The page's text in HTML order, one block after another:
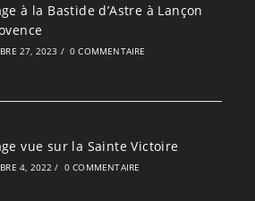
à la Bastide d’Astre à Lançon
27, 2023 / 0 COMMENTAIRE
vue sur la Sainte Victoire
4, 2022 / 0 COMMENTAIRE